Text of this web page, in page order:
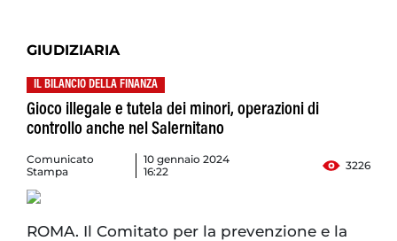
GIUDIZIARIA
IL BILANCIO DELLA FINANZA
Gioco illegale e tutela dei minori, operazioni di
controllo anche nel Salernitano
Comunicato
Stampa
10 gennaio 2024
16:22
3226
ROMA. Il Comitato per la prevenzione e la